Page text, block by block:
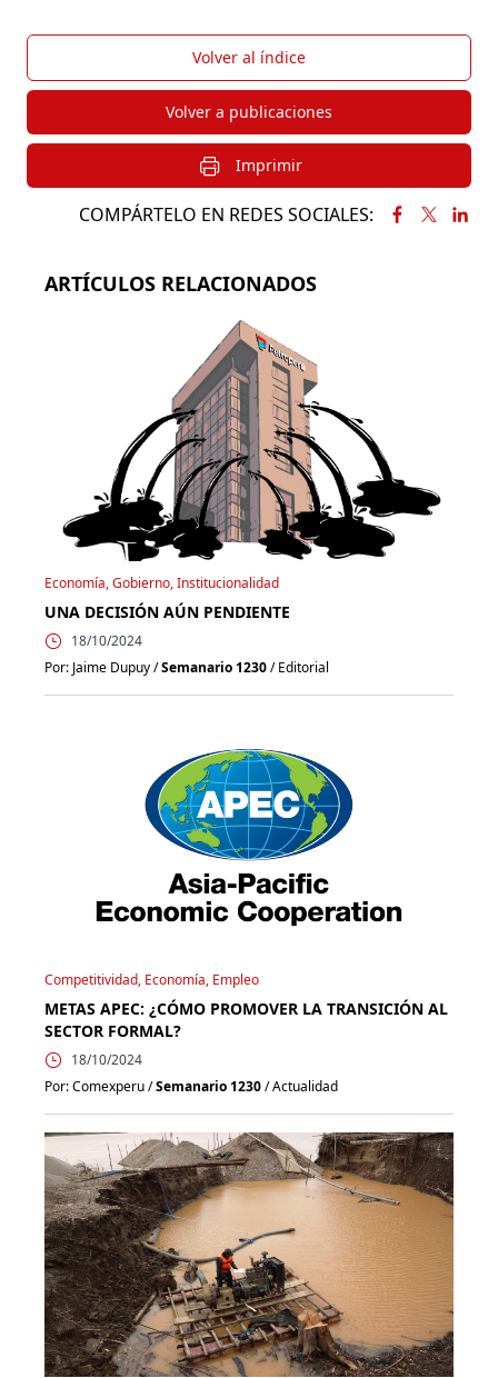
Volver al índice
Volver a publicaciones
Imprimir
COMPÁRTELO EN REDES SOCIALES:
ARTÍCULOS RELACIONADOS
Economía, Gobierno, Institucionalidad
UNA DECISIÓN AÚN PENDIENTE
18/10/2024
Por: Jaime Dupuy /Semanario 1230/ Editorial
Competitividad, Economía, Empleo
METAS APEC: ¿CÓMO PROMOVER LA TRANSICIÓN AL
SECTOR FORMAL?
18/10/2024
Por: Comexperu /Semanario 1230/ Actualidad